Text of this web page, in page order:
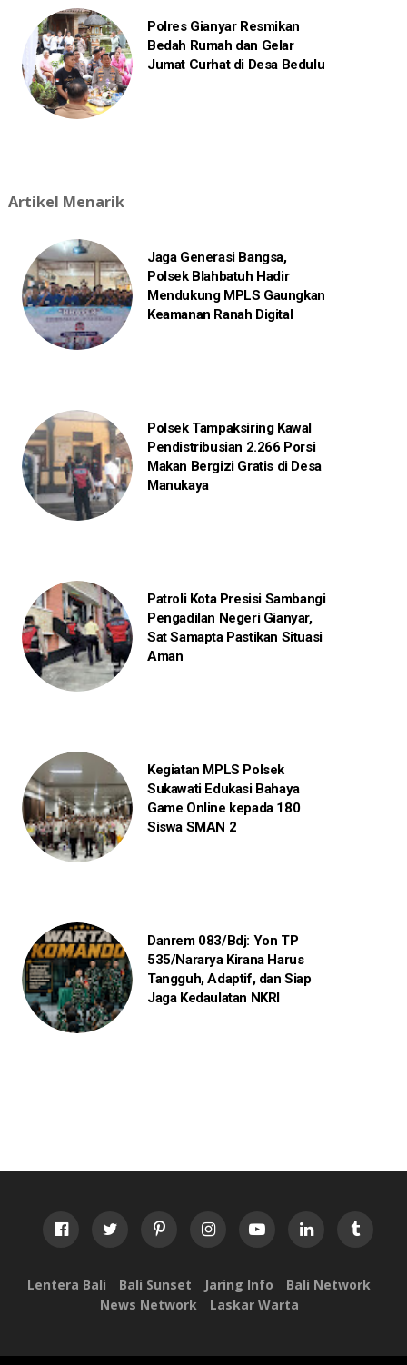
Polres Gianyar Resmikan
Bedah Rumah dan Gelar
Jumat Curhat di Desa Bedulu
Artikel Menarik
Jaga Generasi Bangsa,
Polsek Blahbatuh Hadir
Mendukung MPLS Gaungkan
Keamanan Ranah Digital
Polsek Tampaksiring Kawal
Pendistribusian 2.266 Porsi
Makan Bergizi Gratis di Desa
Manukaya
Patroli Kota Presisi Sambangi
Pengadilan Negeri Gianyar,
Sat Samapta Pastikan Situasi
Aman
Kegiatan MPLS Polsek
Sukawati Edukasi Bahaya
Game Online kepada 180
Siswa SMAN 2
Danrem 083/Bdj: Yon TP
535/Nararya Kirana Harus
Tangguh, Adaptif, dan Siap
Jaga Kedaulatan NKRI
Lentera Bali Bali Sunset Jaring Info
Bali Network
News Network
Laskar Warta